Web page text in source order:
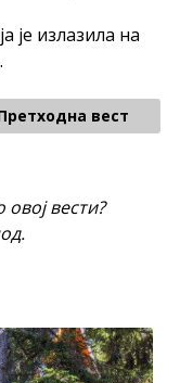
је излазила на
вест
вести?